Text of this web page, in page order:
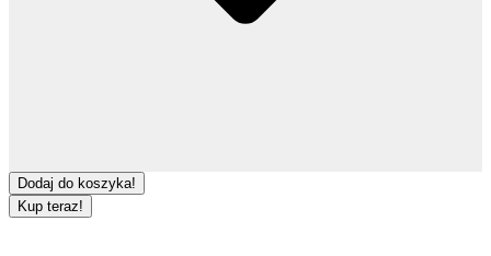
Dodaj do koszyka!
Kup teraz!